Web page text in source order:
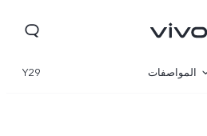
Y29 المواصفات